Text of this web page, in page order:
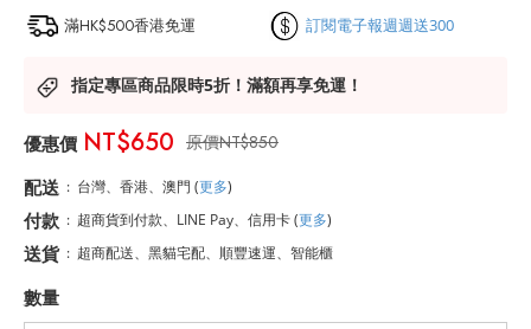
滿HK$500香港免運
訂閱電子報週週送300
指定專區商品限時5折！滿額再享免運！
NT$850
NT$650
配送 : 台灣、香港、澳門 (更多)
付款 : 超商貨到付款、LINE Pay、信用卡(更多)
送貨 : 超商配送、黑貓宅配、順豐速運、智能櫃
數量